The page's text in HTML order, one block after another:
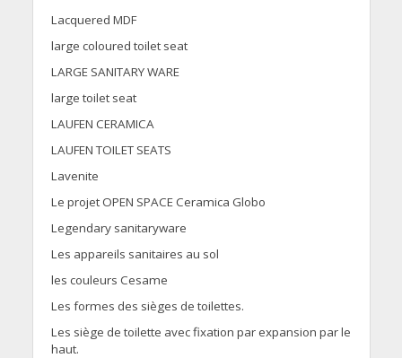
Lacquered MDF
large coloured toilet seat
LARGE SANITARY WARE
large toilet seat
LAUFEN CERAMICA
LAUFEN TOILET SEATS
Lavenite
Le projet OPEN SPACE Ceramica Globo
Legendary sanitaryware
Les appareils sanitaires au sol
les couleurs Cesame
Les formes des sièges de toilettes.
Les siège de toilette avec fixation par expansion par le
haut.